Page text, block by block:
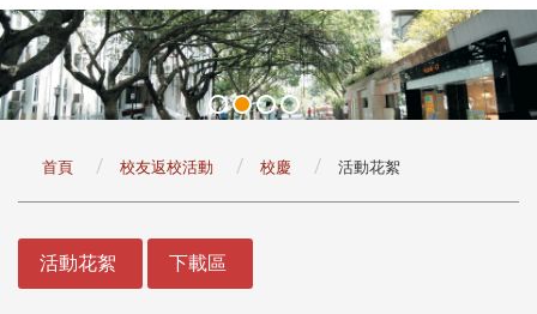
首頁 校友返校活動 校慶 活動花絮
活動花絮 下載區